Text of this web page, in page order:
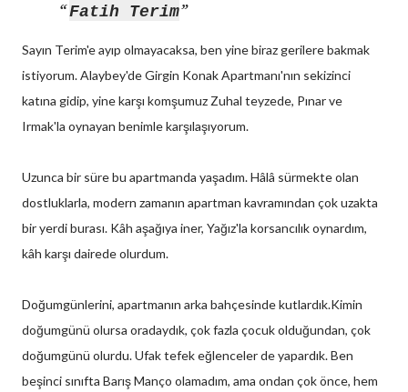
Fatih Terim
Sayın Terim'e ayıp olmayacaksa, ben yine biraz gerilere bakmak
istiyorum. Alaybey'de Girgin Konak Apartmanı'nın sekizinci
katına gidip, yine karşı komşumuz Zuhal teyzede, Pınar ve
Irmak'la oynayan benimle karşılaşıyorum.
Uzunca bir süre bu apartmanda yaşadım. Hâlâ sürmekte olan
dostluklarla, modern zamanın apartman kavramından çok uzakta
bir yerdi burası. Kâh aşağıya iner, Yağız'la korsancılık oynardım,
kâh karşı dairede olurdum.
Doğumgünlerini, apartmanın arka bahçesinde kutlardık.Kimin
doğumgünü olursa oradaydık, çok fazla çocuk olduğundan, çok
doğumgünü olurdu. Ufak tefek eğlenceler de yapardık. Ben
beşinci sınıfta Barış Manço olamadım, ama ondan çok önce, hem